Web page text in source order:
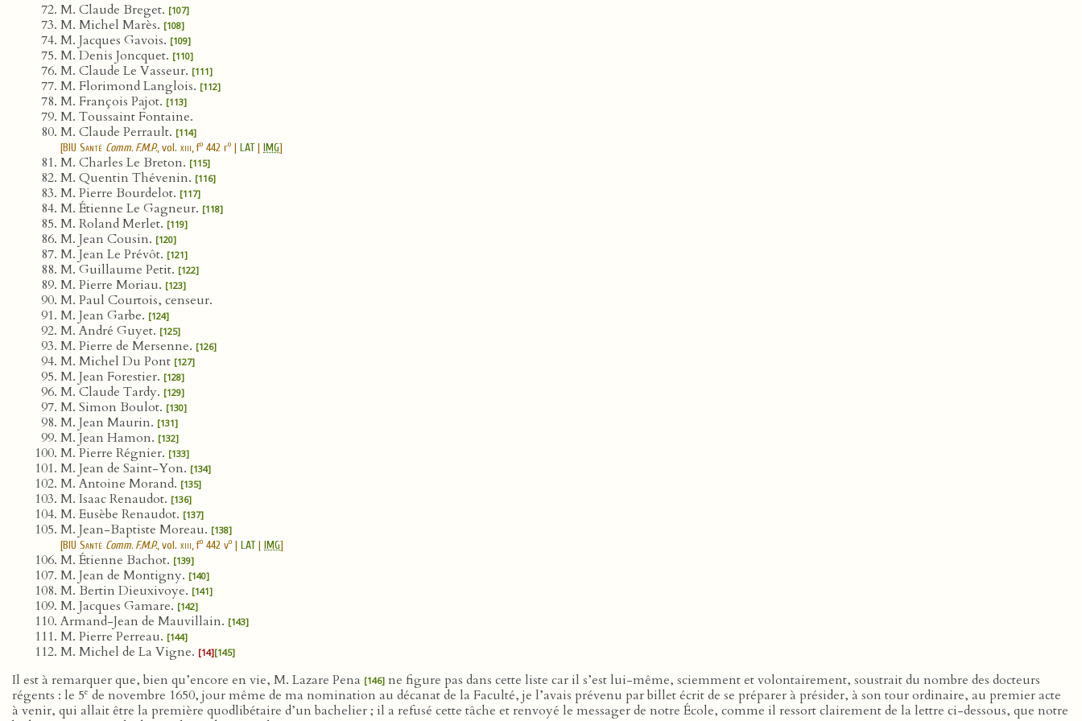
M. Claude Breget. [107]
M. Michel Marès. [108]
M. Jacques Gavois. [109]
M. Denis Joncquet. [110]
M. Claude Le Vasseur. [111]
M. Florimond Langlois. [112]
M. François Pajot. [113]
M. Toussaint Fontaine.
M. Claude Perrault. [114]
[BIU Santé Comm. F.M.P., vol. xiii, fo 442 ro | LAT| IMG]
M. Charles Le Breton. [115]
M. Quentin Thévenin. [116]
M. Pierre Bourdelot. [117]
M. Étienne Le Gagneur. [118]
M. Roland Merlet. [119]
M. Jean Cousin. [120]
M. Jean Le Prévôt. [121]
M. Guillaume Petit. [122]
M. Pierre Moriau. [123]
M. Paul Courtois, censeur.
M. Jean Garbe. [124]
M. André Guyet. [125]
M. Pierre de Mersenne. [126]
M. Michel Du Pont [127]
M. Jean Forestier. [128]
M. Claude Tardy. [129]
M. Simon Boulot. [130]
M. Jean Maurin. [131]
M. Jean Hamon. [132]
M. Pierre Régnier. [133]
M. Jean de Saint-Yon. [134]
M. Antoine Morand. [135]
M. Isaac Renaudot. [136]
M. Eusèbe Renaudot. [137]
M. Jean-Baptiste Moreau. [138]
[BIU Santé Comm. F.M.P., vol. xiii, fo 442 vo | LAT| IMG]
M. Étienne Bachot. [139]
M. Jean de Montigny. [140]
M. Bertin Dieuxivoye. [141]
M. Jacques Gamare. [142]
Armand-Jean de Mauvillain. [143]
M. Pierre Perreau. [144]
M. Michel de La Vigne. [14][145]
Il est à remarquer que, bien qu’encore en vie, M. Lazare Pena [146] ne figure pas dans cette liste car il s’est lui-même, sciemment et volontairement, soustrait du nombre des docteurs
régents : le 5e de novembre 1650, jour même de ma nomination au décanat de la Faculté, je l’avais prévenu par billet écrit de se préparer à présider, à son tour ordinaire, au premier acte
à venir, qui allait être la première quodlibétaire d’un bachelier ; il a refusé cette tâche et renvoyé le messager de notre École, comme il ressort clairement de la lettre ci-dessous, que notre